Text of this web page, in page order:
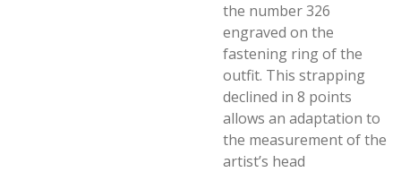
the number 326
engraved on the
fastening ring of the
outfit. This strapping
declined in 8 points
allows an adaptation to
the measurement of the
artist’s head